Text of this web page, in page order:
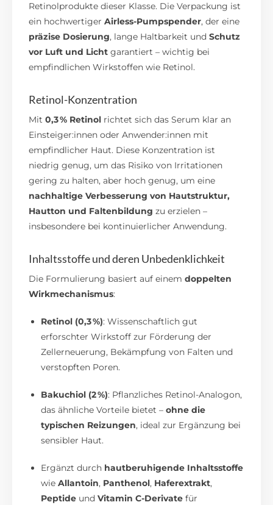
Retinolprodukte dieser Klasse. Die Verpackung ist
ein hochwertigerAirless-Pumpspender, der eine
präzise Dosierung, lange Haltbarkeit undSchutz
vor Luft und Licht garantiert – wichtig bei
empfindlichen Wirkstoffen wie Retinol.
Retinol-Konzentration
Mit0,3 % Retinol richtet sich das Serum klar an
Einsteiger:innen oder Anwender:innen mit
empfindlicher Haut. Diese Konzentration ist
niedrig genug, um das Risiko von Irritationen
gering zu halten, aber hoch genug, um eine
nachhaltige Verbesserung von Hautstruktur,
Hautton und Faltenbildung zu erzielen –
insbesondere bei kontinuierlicher Anwendung.
Inhaltsstoffe und deren Unbedenklichkeit
Die Formulierung basiert auf einemdoppelten
Wirkmechanismus:
Retinol (0,3 %): Wissenschaftlich gut
erforschter Wirkstoff zur Förderung der
Zellerneuerung, Bekämpfung von Falten und
verstopften Poren.
Bakuchiol (2 %): Pflanzliches Retinol-Analogon,
das ähnliche Vorteile bietet –ohne die
typischen Reizungen, ideal zur Ergänzung bei
sensibler Haut.
Ergänzt durch hautberuhigende Inhaltsstoffe
wieAllantoin, Panthenol, Haferextrakt,
Peptide undVitamin C-Derivate für